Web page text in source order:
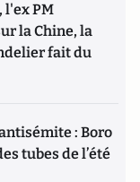
l'ex PM
la Chine, la
fait du
: Boro
tubes de l’été